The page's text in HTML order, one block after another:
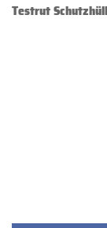
Testrut